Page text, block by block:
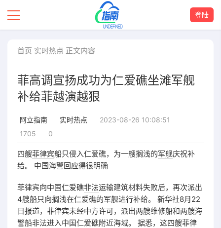
登陆
首页 实时热点 正文内容
菲高调宣扬成功为仁爱礁坐滩军舰
补给菲越演越狠
阿立指南 实时热点
2023-08-26 10:08:51
1705
0
四艘菲律宾船只侵入仁爱礁，为一艘搁浅的军舰庆祝补
给。 中国海警回应得很明确
菲律宾向中国仁爱礁非法运输建筑材料失败后，再次派出
4艘船只向搁浅在仁爱礁的军舰进行补给。 新华社8月22
日报道，菲律宾未经中方许可，派出两艘维修船和两艘海
警船非法进入中国仁爱礁附近海域。 据悉，这四艘菲律